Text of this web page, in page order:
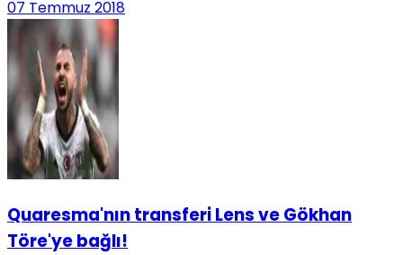
07 Temmuz 2018
Quaresma'nın transferi Lens ve Gökhan
Töre'ye bağlı!